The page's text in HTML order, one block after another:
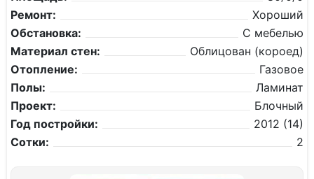
Ремонт:
Хороший
Обстановка:
С мебелью
Материал стен:
Облицован (короед)
Отопление:
Газовое
Полы:
Ламинат
Проект:
Блочный
Год постройки:
2012 (14)
Сотки:
2